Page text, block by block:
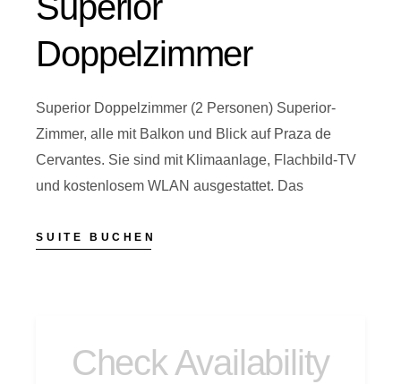
Doppelzimmer
Superior Doppelzimmer (2 Personen) Superior-
Zimmer, alle mit Balkon und Blick auf Praza de
Cervantes. Sie sind mit Klimaanlage, Flachbild-TV
und kostenlosem WLAN ausgestattet. Das
SUITE BUCHEN
Check Availability